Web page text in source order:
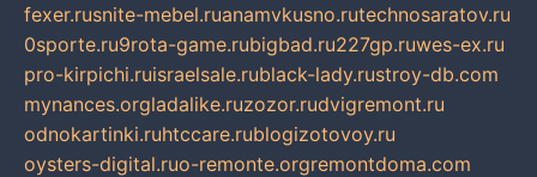
fexer.rusnite-mebel.ruanamvkusno.rutechnosaratov.ru
0sporte.ru9rota-game.rubigbad.ru227gp.ruwes-ex.ru
pro-kirpichi.ruisraelsale.rublack-lady.rustroy-db.com
mynances.orgladalike.ruzozor.rudvigremont.ru
odnokartinki.ruhtccare.rublogizotovoy.ru
oysters-digital.ruo-remonte.orgremontdoma.com